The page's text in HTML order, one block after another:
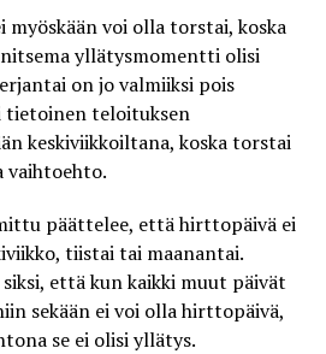
voi olla torstai, koska
yllätysmomentti olisi
on jo valmiiksi pois
tietoinen teloituksen
keskiviikkoiltana, koska torstai
vaihtoehto.
päättelee, että hirttopäivä ei
tiistai tai maanantai.
että kun kaikki muut päivät
sekään ei voi olla hirttopäivä,
se ei olisi yllätys.